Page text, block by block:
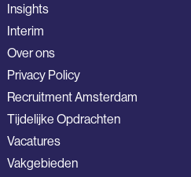
Insights
Interim
Over ons
Privacy Policy
Recruitment Amsterdam
Tijdelijke Opdrachten
Vacatures
Vakgebieden